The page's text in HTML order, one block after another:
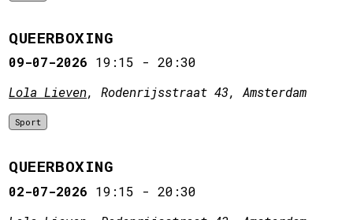
QUEERBOXING
09-07-2026 19:15 -20:30
Lola Lieven, Rodenrijsstraat 43, Amsterdam
Sport
QUEERBOXING
02-07-2026 19:15 -20:30